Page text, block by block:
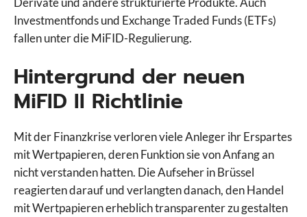
Investmentfonds und Exchange Traded Funds (ETFs)
fallen unter die MiFID-Regulierung.
Hintergrund der neuen
MiFID II Richtlinie
Mit der Finanzkrise verloren viele Anleger ihr Erspartes
mit Wertpapieren, deren Funktion sie von Anfang an
nicht verstanden hatten. Die Aufseher in Brüssel
reagierten darauf und verlangten danach, den Handel
mit Wertpapieren erheblich transparenter zu gestalten